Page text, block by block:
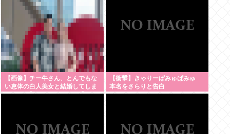
【画像】チー牛さん、とんでもな
い恵体の白人美女と結婚してしま
うwww 【Pickup06072008】
【衝撃】きゃりーぱみゅぱみゅ
本名をさらりと告白